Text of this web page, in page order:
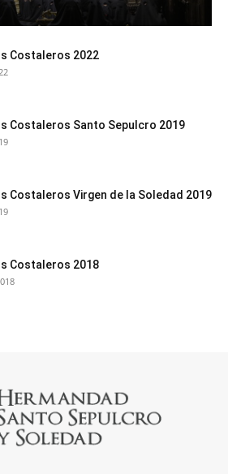
Costaleros 2022
Costaleros Santo Sepulcro 2019
Costaleros Virgen de la Soledad 2019
Costaleros 2018